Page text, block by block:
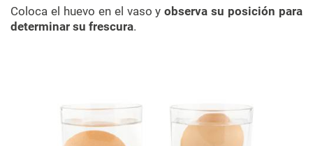
Coloca el huevo en el vaso yobserva su posición para
determinar su frescura.